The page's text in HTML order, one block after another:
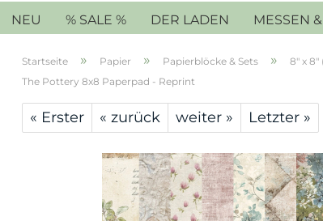
NEU % SALE % DER LADEN MESSEN
Startseite » Papier » Papierblöcke & Sets » 8" x 8"
The Pottery 8x8 Paperpad - Reprint
« Erster « zurück weiter » Letzter »